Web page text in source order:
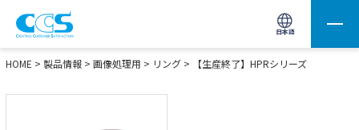
日本語
画像処理用の製品検索 サイト内検索(Enterで実行)
HOME > 製品情報 > 画像処理用 > リング > 【生産終了】HPRシリーズ